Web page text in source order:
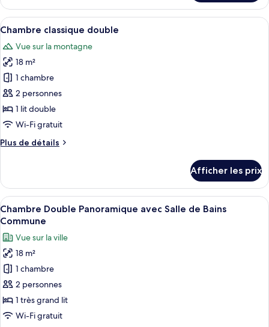
avec
Salle
de
Bains
Commune
Chambre
Double
Supérieure
Salle
de
Bains
Commune
Afficher
toutes
les
photos
pour
ce
type
de
chambre :
Chambre
Chambre classique double | Literie
5
Chambre classique double
Vue sur la montagne
18 m²
1 chambre
2 personnes
1 lit double
Wi-Fi gratuit
Plus de détails
Plus
Chambre
classique
double
Afficher les prix
Afficher
toutes
les
photos
pour
ce
type
de
chambre :
Chambre Double Panoramique
9
Chambre Double Panoramique avec Salle de Bains
Commune
Vue sur la ville
18 m²
1 chambre
2 personnes
1 très grand lit
Wi-Fi gratuit